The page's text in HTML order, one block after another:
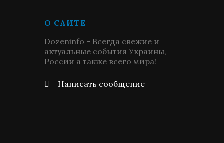
О САЙТЕ
Dozeninfo - Всегда свежие и
актуальные события Украины,
России а также всего мира!
Написать сообщение